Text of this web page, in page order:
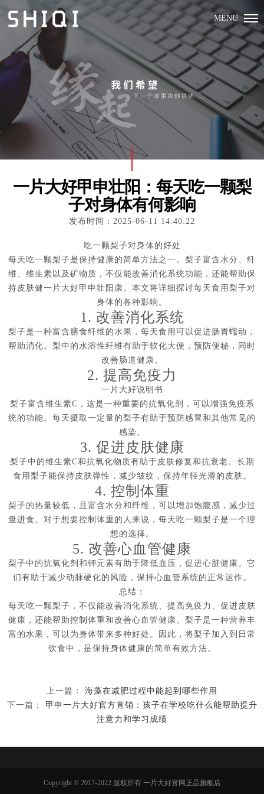
MENU
一片大好甲申壮阳：每天吃一颗梨
子对身体有何影响
发布时间：2025-06-11 14:40:22
吃一颗梨子对身体的好处
每天吃一颗梨子是保持健康的简单方法之一。梨子富含水分、纤
维、维生素以及矿物质，不仅能改善消化系统功能，还能帮助保
持皮肤健一片大好甲申壮阳康。本文将详细探讨每天食用梨子对
身体的各种影响。
1. 改善消化系统
梨子是一种富含膳食纤维的水果，每天食用可以促进肠胃蠕动，
帮助消化。梨中的水溶性纤维有助于软化大便，预防便秘，同时
改善肠道健康。
2. 提高免疫力
一片大好说明书
梨子富含维生素C，这是一种重要的抗氧化剂，可以增强免疫系
统的功能。每天摄取一定量的梨子有助于预防感冒和其他常见的
感染。
3. 促进皮肤健康
梨子中的维生素C和抗氧化物质有助于皮肤修复和抗衰老。长期
食用梨子能保持皮肤弹性，减少皱纹，保持年轻光滑的皮肤。
4. 控制体重
梨子的热量较低，且富含水分和纤维，可以增加饱腹感，减少过
量进食。对于想要控制体重的人来说，每天吃一颗梨子是一个理
想的选择。
5. 改善心血管健康
梨子中的抗氧化剂和钾元素有助于降低血压，促进心脏健康。它
们有助于减少动脉硬化的风险，保持心血管系统的正常运作。
总结：
每天吃一颗梨子，不仅能改善消化系统、提高免疫力、促进皮肤
健康，还能帮助控制体重和改善心血管健康。梨子是一种营养丰
富的水果，可以为身体带来多种好处。因此，将梨子加入到日常
饮食中，是保持身体健康的简单有效方法。
上一篇： 海藻在减肥过程中能起到哪些作用
下一篇： 甲申一片大好官方直销：孩子在学校吃什么能帮助提升
注意力和学习成绩
Copyright © 2017-2022 版权所有 一片大好官网正品旗舰店